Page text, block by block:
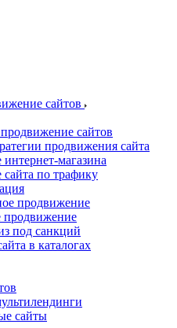
сайтов
сайтов
продвижения сайта
магазина
по трафику
продвижение
продвижение
под санкций
в каталогах
сайты